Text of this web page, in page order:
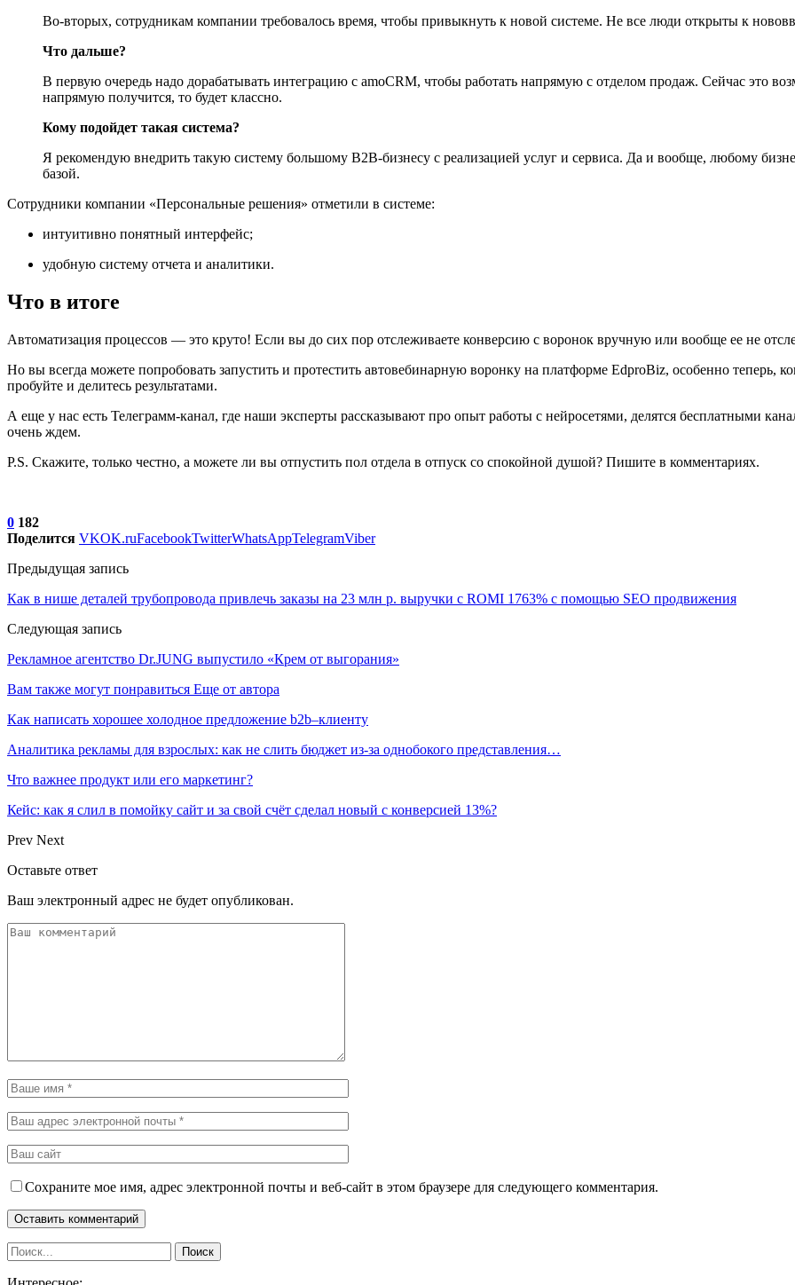
Во-вторых, сотрудникам компании требовалось время, чтобы привыкнуть к новой системе. Не все люди открыты к
Что дальше?
В первую очередь надо дорабатывать интеграцию с amoCRM, чтобы работать напрямую с отделом продаж. Сейчас это
напрямую получится, то будет классно.
Кому подойдет такая система?
Я рекомендую внедрить такую систему большому B2B-бизнесу с реализацией услуг и сервиса. Да и вообще, любому
базой.
Сотрудники компании «Персональные решения» отметили в системе:
интуитивно понятный интерфейс;
удобную систему отчета и аналитики.
Что в итоге
Автоматизация процессов — это круто! Если вы до сих пор отслеживаете конверсию с воронок вручную или вообще ее не
Но вы всегда можете попробовать запустить и протестить автовебинарную воронку на платформе EdproBiz, особенно теперь,
пробуйте и делитесь результатами.
А еще у нас есть Телеграмм-канал, где наши эксперты рассказывают про опыт работы с нейросетями, делятся бесплатными
очень ждем.
P.S. Скажите, только честно, а можете ли вы отпустить пол отдела в отпуск со спокойной душой? Пишите в комментариях.
0 182
Поделится VKOK.ruFacebookTwitterWhatsAppTelegramViber
Предыдущая запись
Как в нише деталей трубопровода привлечь заказы на 23 млн р. выручки с ROMI 1763% с помощью SEO продвижения
Следующая запись
Рекламное агентство Dr.JUNG выпустило «Крем от выгорания»
Вам также могут понравиться Еще от автора
Как написать хорошее холодное предложение b2b–клиенту
Аналитика рекламы для взрослых: как не слить бюджет из-за однобокого представления…
Что важнее продукт или его маркетинг?
Кейс: как я слил в помойку сайт и за свой счёт сделал новый с конверсией 13%?
Prev Next
Оставьте ответ
Ваш электронный адрес не будет опубликован.
Сохраните мое имя, адрес электронной почты и веб-сайт в этом браузере для следующего комментария.